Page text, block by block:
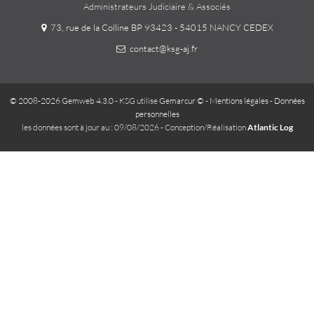
Administrateurs Judiciaire & Associés
73, rue de la Colline BP 93423 - 54015 NANCY CEDEX
contact@ksg-aj.fr
© 2008-2026 Gemweb 4.3.0- KSG utiliseGemarcur © - Mentions légales- Données
personnelles
les données sont à jour au : 09/08/2026 - Conception/RéalisationAtlantic Log